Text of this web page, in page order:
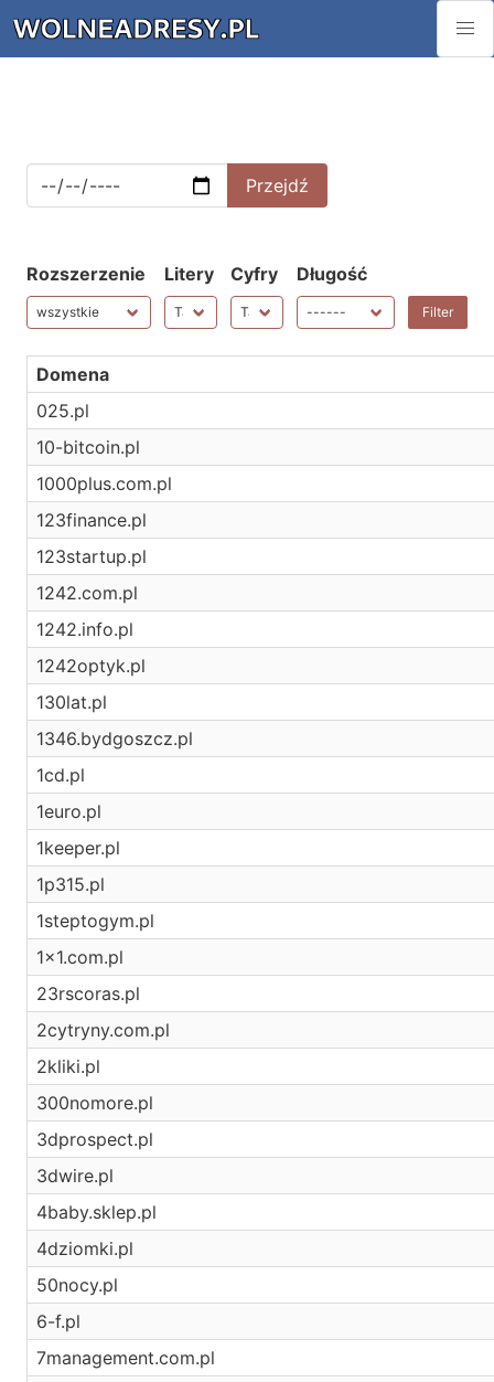
Rozszerzenie Litery Cyfry Długość
Domena
025.pl
10-bitcoin.pl
1000plus.com.pl
123finance.pl
123startup.pl
1242.com.pl
1242.info.pl
1242optyk.pl
130lat.pl
1346.bydgoszcz.pl
1cd.pl
1euro.pl
1keeper.pl
1p315.pl
1steptogym.pl
1x1.com.pl
23rscoras.pl
2cytryny.com.pl
2kliki.pl
300nomore.pl
3dprospect.pl
3dwire.pl
4baby.sklep.pl
4dziomki.pl
50nocy.pl
6-f.pl
7management.com.pl